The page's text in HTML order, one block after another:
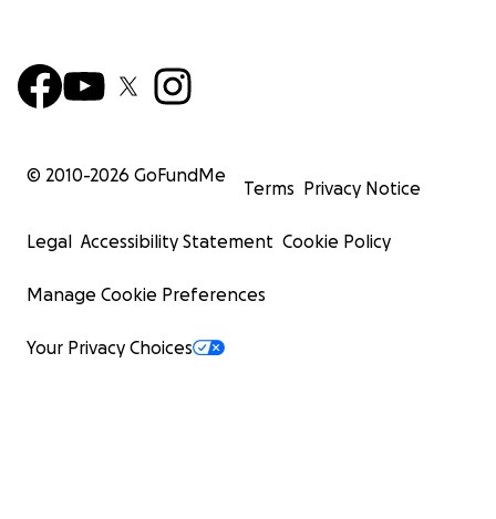
© 2010-2026 GoFundMe
Terms Privacy Notice
Legal Accessibility Statement Cookie Policy
Manage Cookie Preferences
Your Privacy Choices